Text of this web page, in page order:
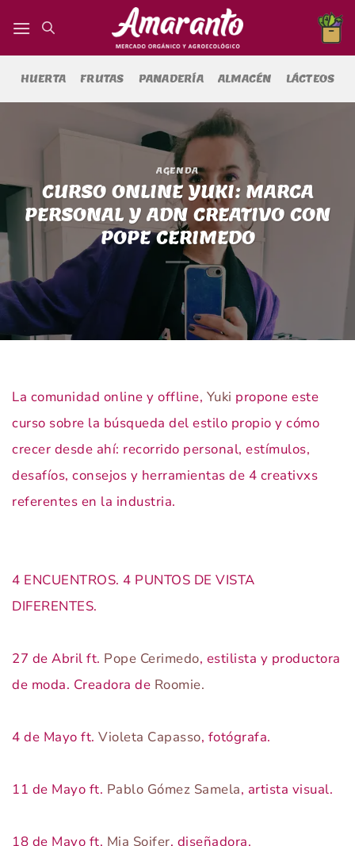
HUERTA FRUTAS PANADERÍA ALMACÉN LÁCTEOS
AGENDA
CURSO ONLINE YUKI: MARCA
PERSONAL Y ADN CREATIVO CON
POPE CERIMEDO
La comunidad online y offline, Yuki propone este
curso sobre la búsqueda del estilo propio y cómo
crecer desde ahí: recorrido personal, estímulos,
desafíos, consejos y herramientas de 4 creativxs
referentes en la industria.
4 ENCUENTROS. 4 PUNTOS DE VISTA
DIFERENTES.
27 de Abril ft. Pope Cerimedo, estilista y productora
de moda. Creadora de Roomie.
4 de Mayo ft.Violeta Capasso, fotógrafa.
11 de Mayo ft. Pablo Gómez Samela, artista visual.
18 de Mayo ft. Mia Soifer, diseñadora.